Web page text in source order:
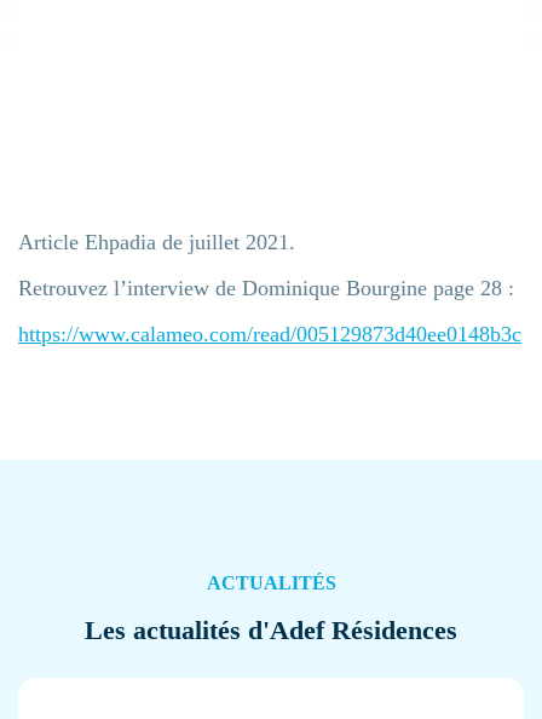
Article Ehpadia de juillet 2021.
Retrouvez l’interview de Dominique Bourgine page 28 :
https://www.calameo.com/read/005129873d40ee0148b3c
ACTUALITÉS
Les actualités d'Adef Résidences